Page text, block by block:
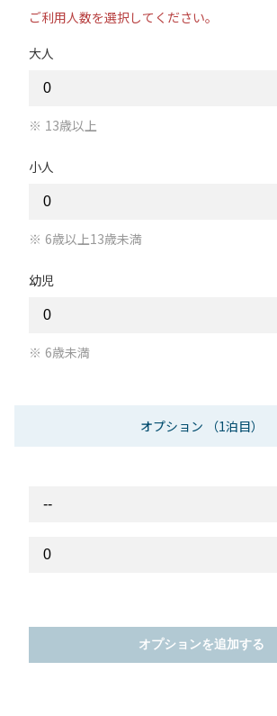
ご利用人数を選択してください。
大人
13歳以上
小人
6歳以上13歳未満
幼児
6歳未満
オプション （1泊目）
オプションを追加する